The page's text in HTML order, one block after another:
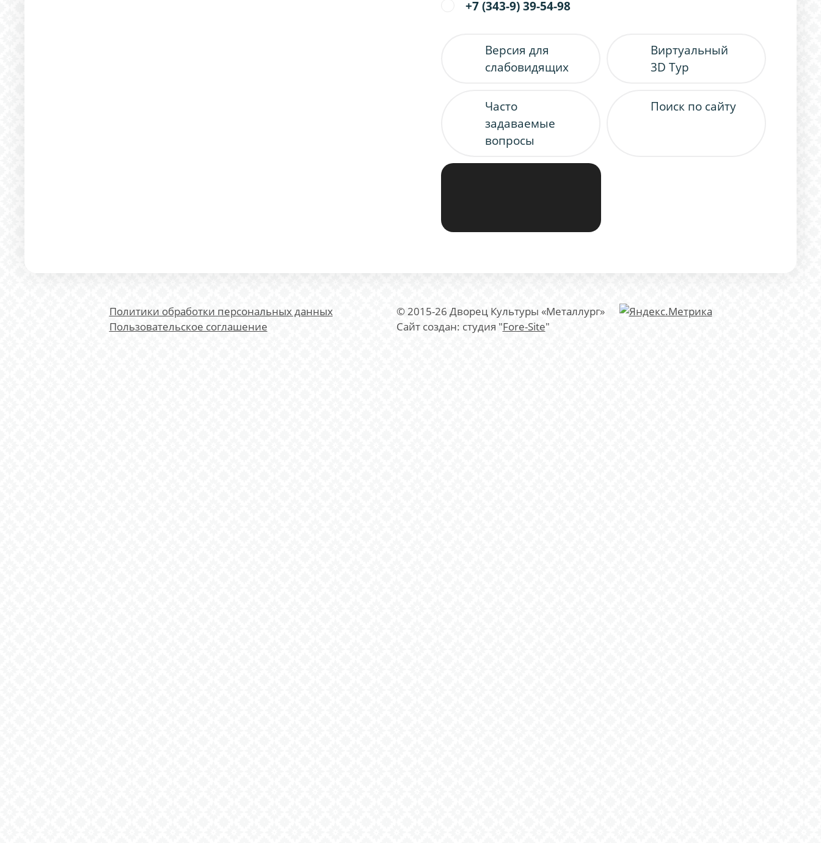
+7 (343-9) 39-54-98
Версия для
слабовидящих
Виртуальный
3D Тур
Часто
задаваемые
вопросы
Поиск по сайту
Политики обработки персональных данных
Пользовательское соглашение
© 2015-26 Дворец Культуры «Металлург»
Сайт создан: студия "Fore-Site"